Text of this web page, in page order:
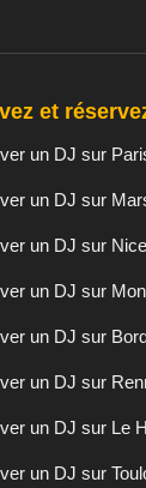
et
un DJ sur
un DJ sur
un DJ sur Nice
un DJ sur
un DJ sur
un DJ sur
un DJ sur Le
un DJ sur